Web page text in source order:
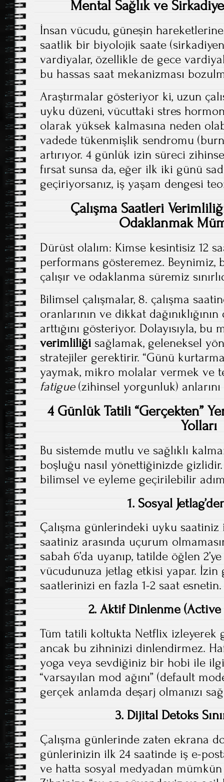
Mental Sağlık ve
İnsan vücudu, güneşin
saatlik bir biyolojik saate
vardiyalar, özellikle de gece
bu hassas saat mekanizması
Araştırmalar gösteriyor ki, uzun
uyku düzeni, vücuttaki stres
olarak yüksek kalmasına neden
vadede tükenmişlik sendromu
artırıyor. 4 günlük izin süreci
fırsat sunsa da, eğer ilk iki günü
geçiriyorsanız, iş yaşam dengesi
Çalışma Saatleri
Odaklanmak
Dürüst olalım: Kimse kesintisiz 12
performans gösteremez.
çalışır ve odaklanma süremiz
Bilimsel çalışmalar, 8. çalışma
oranlarının ve dikkat
arttığını gösteriyor. Dolayısıyla, bu
verimliliği sağlamak, geleneksel
stratejiler gerektirir. “Günü
yaymak, mikro molalar vermek ve
fatigue(zihinsel yorgunluk)
4 Günlük Tatili “Gerçekten”
Yolları
Bu sistemde mutlu ve sağlıklı
boşluğu nasıl yönettiğinizde
bilimsel ve eyleme geçirilebilir
1. Sosyal
Çalışma günlerindeki uyku
saatiniz arasında uçurum
sabah 6’da uyanıp, tatilde öğlen
vücudunuza jetlag etkisi yapar.
saatlerinizi en fazla 1-2 saat esnetin.
2. Aktif Dinlenme (Active
Tüm tatili koltukta Netflix izleyerek
ancak bu zihninizi dinlendirmez.
yoga veya sevdiğiniz bir hobi ile
“varsayılan mod ağını” (default
gerçek anlamda deşarj olmanızı
3. Dijital Detoks
Çalışma günlerinde zaten ekrana
günlerinizin ilk 24 saatinde iş e-
ve hatta sosyal medyadan